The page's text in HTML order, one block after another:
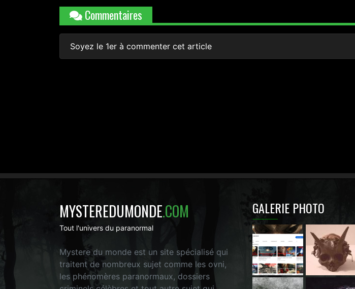
Commentaires
Soyez le 1er à commenter cet article
MYSTEREDUMONDE.COM
Tout l'univers du paranormal
Mystere du monde est un site spécialisé qui
traitent de nombreux sujet comme les ovni,
les phénomères paranormaux, dossiers
GALERIE PHOTO